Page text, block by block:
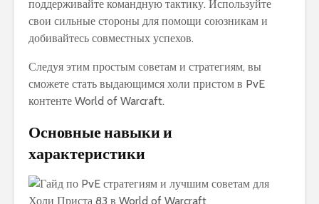
поддерживайте командную тактику. Используйте
свои сильные стороны для помощи союзникам и
добивайтесь совместных успехов.
Следуя этим простым советам и стратегиям, вы
сможете стать выдающимся холи пристом в PvE
контенте World of Warcraft.
Основные навыки и
характеристики